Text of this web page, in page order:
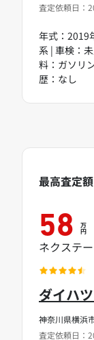
査定依頼日：
年式：2019
系 | 車検：
料：ガソリ
歴：なし
神奈川県横浜
査定依頼日：
ダイハ
最高査定額
58 万
円
ネクステ